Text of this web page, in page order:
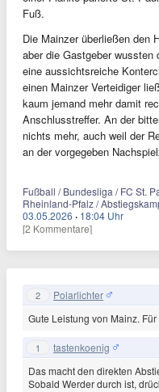
Fuß.
Die Mainzer überließen den
aber die Gastgeber
eine aussichtsreiche
einen Mainzer Verteidiger
kaum jemand mehr damit
Anschlusstreffer. An der
nichts mehr, auch weil der
an der vorgegeben
Fußball / Bundesliga / FC St.
Rheinland-Pfalz /
03.05.2026 · 18:04 Uhr
[2 Kommentare]
2 Polarlichter
Gute Leistung von Mainz.
1 tastenkoenig
Das macht den direkten
Sobald Werder durch ist,